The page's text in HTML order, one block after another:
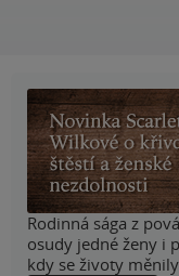
Rodinná sága z
osudy jedné ženy i
kdy se životy